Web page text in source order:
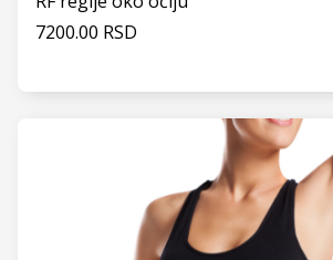
VIDI JOŠ
7200.00 RSD